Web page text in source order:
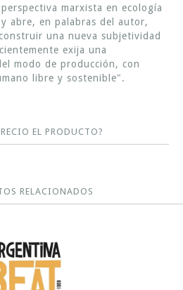
marxista en ecología
abre, en palabras del autor,
una nueva subjetividad
exija una
modo de producción, con
libre y sostenible".
EL PRODUCTO?
RELACIONADOS